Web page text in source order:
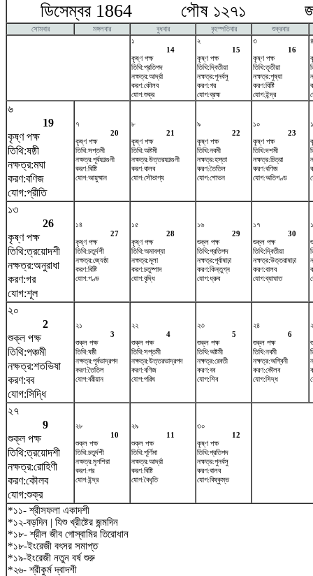
ডিসেম্বর 1864 পৌষ ১২৭১
সোমবার মঙ্গলবার বুধবার বৃহস্পতিবার
শুক্রবার
১
14
কৃষ্ণ পক্ষ
তিথি:প্রতিপদ
নক্ষত্র:আর্দ্রা
করণ:কৌলব
যোগ:শুক্র
২
15
কৃষ্ণ পক্ষ
তিথি:দ্বিতীয়া
নক্ষত্র:পুনর্বসু
করণ:গর
যোগ:ব্রহ্ম
৩
16
কৃষ্ণ পক্ষ
তিথি:তৃতীয়া
নক্ষত্র:পুষ্যা
করণ:বিষ্টি
যোগ:ইন্দ্র
৪
৬
19
কৃষ্ণ পক্ষ
তিথি:ষষ্ঠী
নক্ষত্র:মঘা
করণ:বণিজ
যোগ:প্রীতি
৭
20
কৃষ্ণ পক্ষ
তিথি:সপ্তমী
নক্ষত্র:পূর্বফাল্গুনী
করণ:বিষ্টি
যোগ:আয়ুষ্মান
৮
21
কৃষ্ণ পক্ষ
তিথি:অষ্টমী
নক্ষত্র:উত্তরফাল্গুনী
করণ:বালব
যোগ:সৌভাগ্য
৯
22
কৃষ্ণ পক্ষ
তিথি:নবমী
নক্ষত্র:হস্তা
করণ:তৈতিল
যোগ:শোভন
১০
23
কৃষ্ণ পক্ষ
তিথি:দশমী
নক্ষত্র:চিত্রা
করণ:বণিজ
যোগ:অতিগণ্ড
১৩
26
কৃষ্ণ পক্ষ
তিথি:ত্রয়োদশী
নক্ষত্র:অনুরাধা
করণ:গর
যোগ:শূল
১৪
27
কৃষ্ণ পক্ষ
তিথি:চতুর্দশী
নক্ষত্র:জ্যেষ্ঠা
করণ:বিষ্টি
যোগ:গণ্ড
১৫
28
কৃষ্ণ পক্ষ
তিথি:অমাবশ্যা
নক্ষত্র:মূলা
করণ:চতুষ্পাদ
যোগ:বৃদ্ধি
১৬
29
শুক্ল পক্ষ
তিথি:প্রতিপদ
নক্ষত্র:পূর্বাষাঢ়া
করণ:কিন্তুগ্ন
যোগ:ধ্রুব
১৭
30
শুক্ল পক্ষ
তিথি:দ্বিতীয়া
নক্ষত্র:উত্তরাষাঢ়া
করণ:বালব
যোগ:ব্যাঘাত
২০
2
শুক্ল পক্ষ
তিথি:পঞ্চমী
নক্ষত্র:শতভিষ‌া
করণ:বব
যোগ:সিদ্ধি
২১
3
শুক্ল পক্ষ
তিথি:ষষ্ঠী
নক্ষত্র:পূর্বভাদ্রপদ
করণ:তৈতিল
যোগ:বরীয়ান
২২
4
শুক্ল পক্ষ
তিথি:সপ্তমী
নক্ষত্র:উত্তরভাদ্রপদ
করণ:বণিজ
যোগ:পরিঘ
২৩
5
শুক্ল পক্ষ
তিথি:অষ্টমী
নক্ষত্র:রেবতী
করণ:বব
যোগ:শিব
২৪
6
শুক্ল পক্ষ
তিথি:নবমী
নক্ষত্র:অশ্বিনী
করণ:কৌলব
যোগ:সিদ্ধ
২৭
9
শুক্ল পক্ষ
তিথি:ত্রয়োদশী
নক্ষত্র:রোহিণী
করণ:কৌলব
যোগ:শুক্র
২৮
10
শুক্ল পক্ষ
তিথি:চতুর্দশী
নক্ষত্র:মৃগশিরা
করণ:গর
যোগ:ইন্দ্র
২৯
11
শুক্ল পক্ষ
তিথি:পূর্ণিমা
নক্ষত্র:আর্দ্রা
করণ:বিষ্টি
যোগ:বৈধৃতি
৩০
12
কৃষ্ণ পক্ষ
তিথি:প্রতিপদ
নক্ষত্র:পুনর্বসু
করণ:বালব
যোগ:বিষ্কুম্ভ
*১১- শ্রীসফলা একাদশী
*১২-বড়দিন | যিশু খ্রীষ্টের জন্মদিন
*১৮- শ্রীল জীব গোস্বামির তিরোধান
*১৮-ইংরেজী বৎসর সমাপ্ত
*১৯-ইংরেজী নতুন বর্ষ শুরু
*২৬- শ্রীকুর্ম দ্বাদশী